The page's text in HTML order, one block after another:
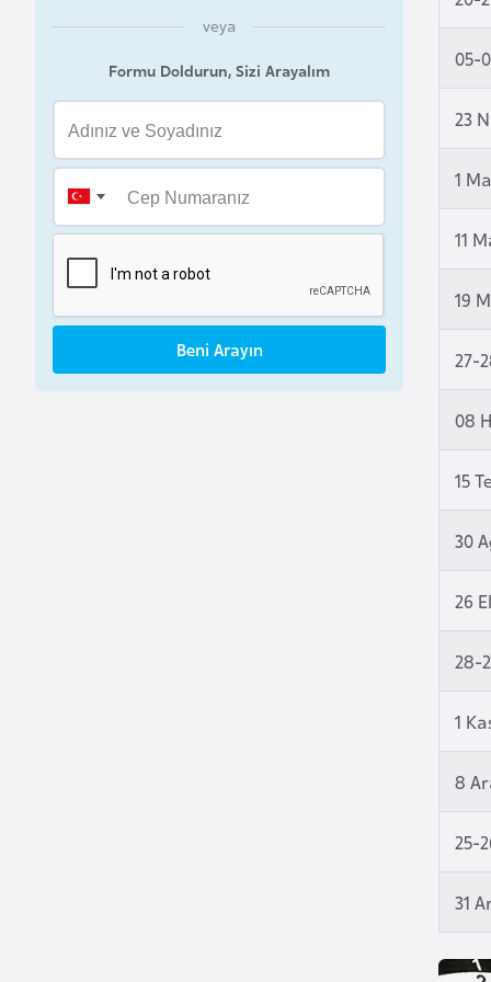
05-
23
1
11
19
27-
08
15
30
26
28-
1
8
25-
31
veya
Formu Doldurun, Sizi Arayalım
Beni Arayın
n
i
n
o
n
a